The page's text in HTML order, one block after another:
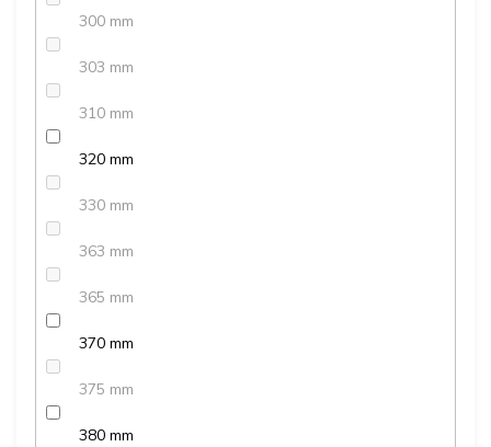
300 mm
303 mm
310 mm
320 mm
330 mm
363 mm
365 mm
370 mm
375 mm
380 mm